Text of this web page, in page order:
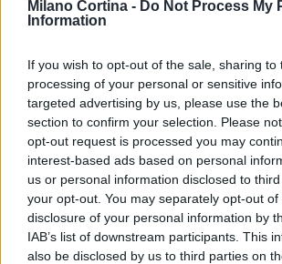
Milano Cortina - Do Not Process My
Information
If you wish to opt-out of the sale, sharing to
processing of your personal or sensitive
targeted advertising by us, please use the
section to confirm your selection. Please
opt-out request is processed you may
interest-based ads based on personal
us or personal information disclosed to
your opt-out. You may separately opt-out
disclosure of your personal information by
IAB’s list of downstream participants. This
also be disclosed by us to third parties on
La scelta dell’alloggio in montagna
esperienza di viaggio.
opzioni disponibili e seguendo
possibile trovare l’alloggio ideale per
indimenticabile in montagna.
AUTORE
AiAdhubMedia